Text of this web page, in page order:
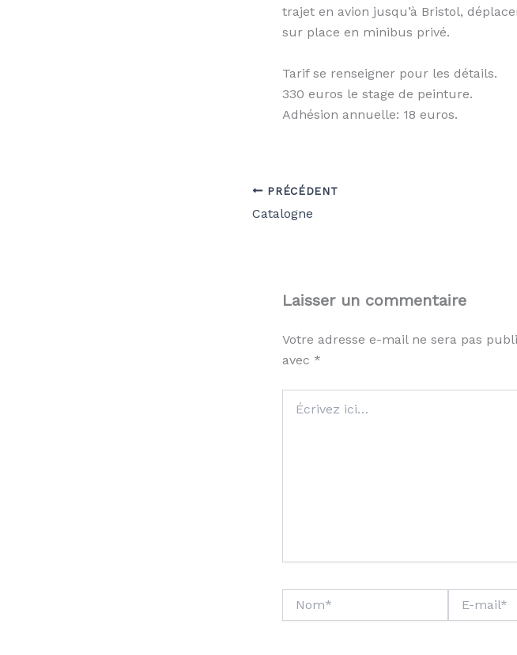
trajet en avion jusqu’à Bristol,
sur place en minibus privé.
Tarif se renseigner pour les détails.
330 euros le stage de peinture.
Adhésion annuelle: 18 euros.
PRÉCÉDENT
Catalogne
Laisser un commentaire
Votre adresse e-mail ne sera pas
avec *
ici…
mail*